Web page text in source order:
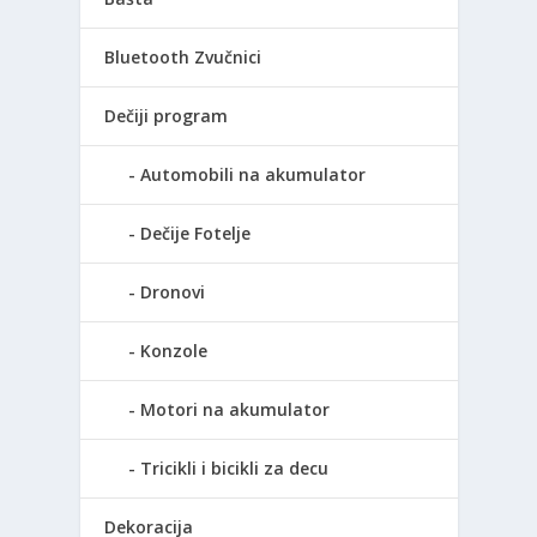
Bluetooth Zvučnici
Dečiji program
Automobili na akumulator
Dečije Fotelje
Dronovi
Konzole
Motori na akumulator
Tricikli i bicikli za decu
Dekoracija